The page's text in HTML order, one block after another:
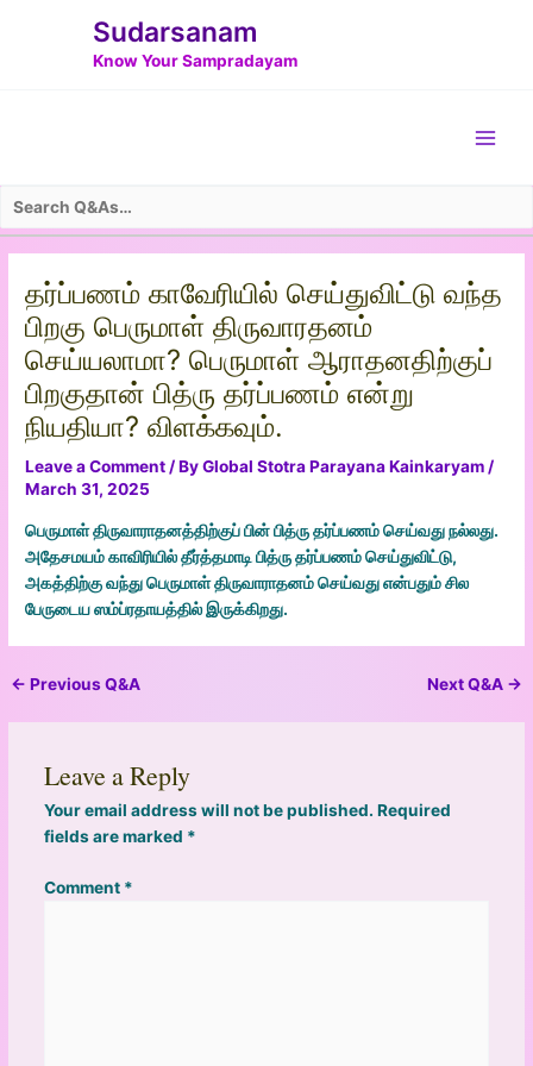
Sudarsanam
Know Your Sampradayam
தர்ப்பணம் காவேரியில் செய்துவிட்டு வந்த
பிறகு பெருமாள் திருவாரதனம்
செய்யலாமா? பெருமாள் ஆராதனதிற்குப்
பிறகுதான் பித்ரு தர்ப்பணம் என்று
நியதியா? விளக்கவும்.
Leave a Comment/ ByGlobal Stotra Parayana Kainkaryam/
March 31, 2025
பெருமாள் திருவாராதனத்திற்குப் பின் பித்ரு தர்ப்பணம் செய்வது நல்லது.
அதேசமயம் காவிரியில் தீர்த்தமாடி பித்ரு தர்ப்பணம் செய்துவிட்டு,
அகத்திற்கு வந்து பெருமாள் திருவாராதனம் செய்வது என்பதும் சில
பேருடைய ஸம்ப்ரதாயத்தில் இருக்கிறது.
← Previous Q&A Next Q&A →
Leave a Reply
Your email address will not be published. Required
fields are marked *
Comment *